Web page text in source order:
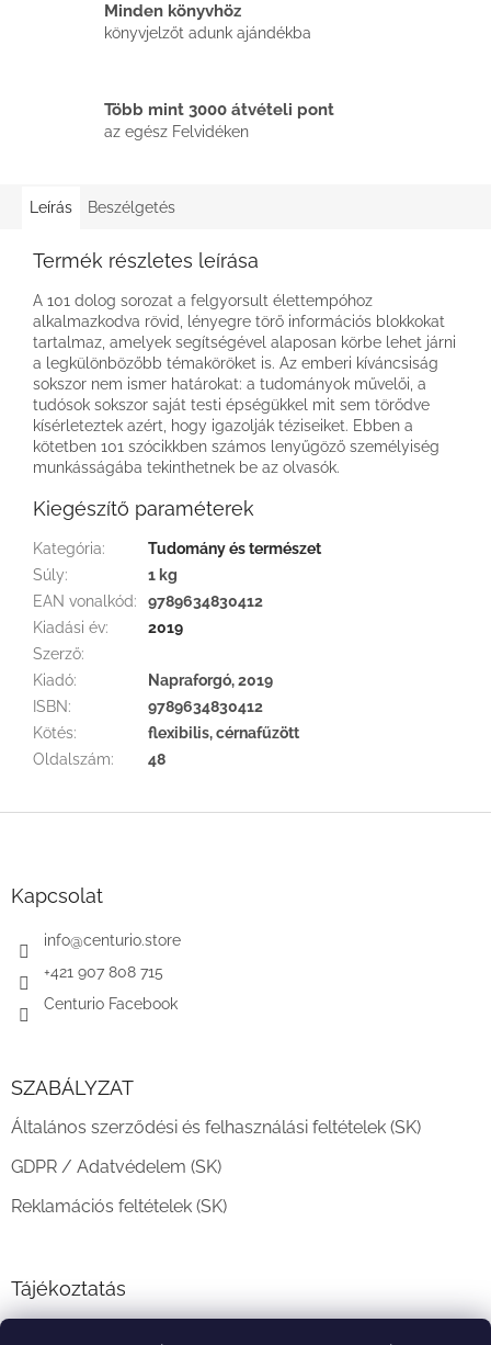
Minden könyvhöz
könyvjelzőt adunk ajándékba
Több mint 3000 átvételi pont
az egész Felvidéken
Leírás Beszélgetés
Termék részletes leírása
A 101 dolog sorozat a felgyorsult élettempóhoz
alkalmazkodva rövid, lényegre törő információs blokkokat
tartalmaz, amelyek segítségével alaposan körbe lehet járni
a legkülönbözőbb témaköröket is. Az emberi kíváncsiság
sokszor nem ismer határokat: a tudományok művelői, a
tudósok sokszor saját testi épségükkel mit sem törődve
kísérleteztek azért, hogy igazolják téziseiket. Ebben a
kötetben 101 szócikkben számos lenyűgöző személyiség
munkásságába tekinthetnek be az olvasók.
Kiegészítő paraméterek
Kategória:
Tudomány és természet
Súly:
1 kg
EAN vonalkód:
9789634830412
Kiadási év:
2019
Szerző:
Kiadó:
Napraforgó, 2019
ISBN:
9789634830412
Kötés:
flexibilis, cérnafűzött
Oldalszám: 48
Kapcsolat
info@centurio.store
+421 907 808 715
Centurio Facebook
SZABÁLYZAT
Általános szerződési és felhasználási feltételek (SK)
GDPR / Adatvédelem (SK)
Reklamációs feltételek (SK)
Tájékoztatás